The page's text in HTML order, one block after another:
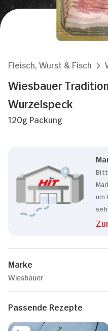
Fleisch, Wurst & Fisch
Wiesbauer
Wurzelspeck
120g Packung
um
Marke
Wiesbauer
Passende Rezepte